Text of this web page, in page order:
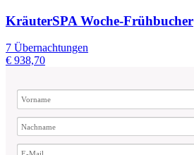
KräuterSPA Woche-Frühbucher
7 Übernachtungen
€ 938,70